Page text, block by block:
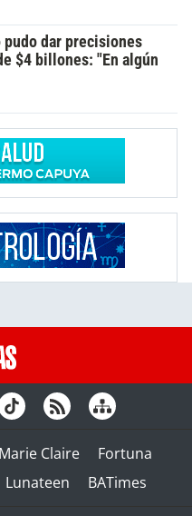
pudo dar precisiones
$4 billones: "En algún
Marie Claire
Fortuna
Lunateen BATimes